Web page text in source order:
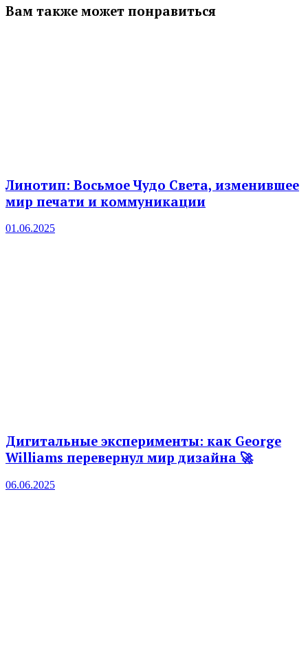
Вам также может понравиться
Линотип: Восьмое Чудо Света, изменившее
мир печати и коммуникации
01.06.2025
Дигитальные эксперименты: как George
Williams перевернул мир дизайна 🚀
06.06.2025